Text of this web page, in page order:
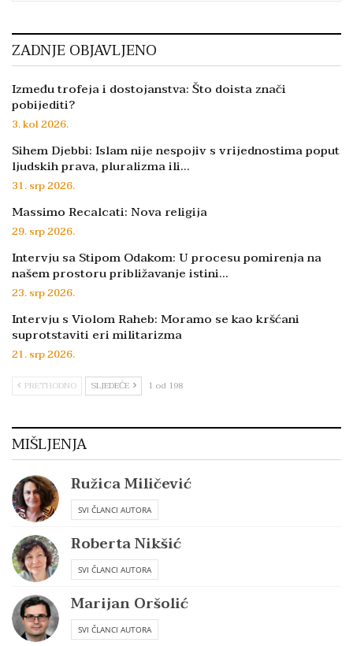
ZADNJE OBJAVLJENO
Između trofeja i dostojanstva: Što doista znači
pobijediti?
3. kol 2026.
Sihem Djebbi: Islam nije nespojiv s vrijednostima poput
ljudskih prava, pluralizma ili…
31. srp 2026.
Massimo Recalcati: Nova religija
29. srp 2026.
Intervju sa Stipom Odakom: U procesu pomirenja na
našem prostoru približavanje istini…
23. srp 2026.
Intervju s Violom Raheb: Moramo se kao kršćani
suprotstaviti eri militarizma
21. srp 2026.
PRETHODNO SLJEDEĆE 1 od 198
MIŠLJENJA
Ružica Miličević
SVI ČLANCI AUTORA
Roberta Nikšić
SVI ČLANCI AUTORA
Marijan Oršolić
SVI ČLANCI AUTORA